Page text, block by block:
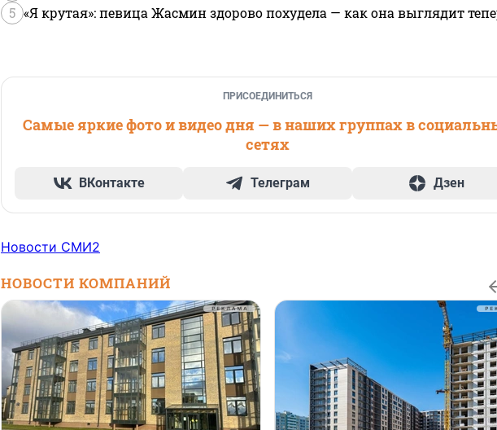
5 «Я крутая»: певица Жасмин здорово похудела — как она выглядит
ПРИСОЕДИНИТЬСЯ
Самые яркие фото и видео дня — в наших группах в
сетях
ВКонтакте Телеграм Дзен
Новости СМИ2
НОВОСТИ КОМПАНИЙ